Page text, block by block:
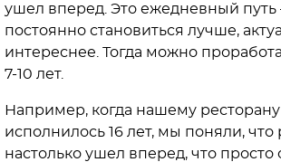
ушел вперед. Это ежедневный
постоянно становиться лучше,
интереснее. Тогда можно
7-10 лет.
Например, когда нашему
исполнилось 16 лет, мы поняли, что
настолько ушел вперед, что просто